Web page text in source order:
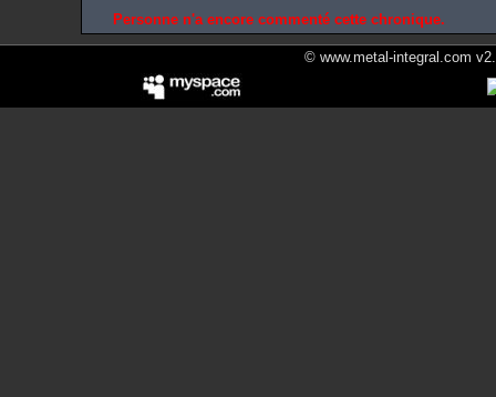
Personne n'a encore commenté cette chronique.
© www.metal-integral.com